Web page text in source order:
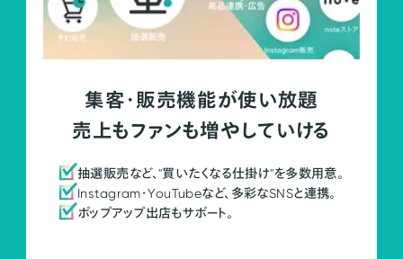
集客・販売機能が使い放題
売上もファンも増やしていける
抽選販売など、"買いたくなる仕掛け"を多数用意。
Instagram・YouTubeなど、多彩なSNSと連携。
ポップアップ出店もサポート。